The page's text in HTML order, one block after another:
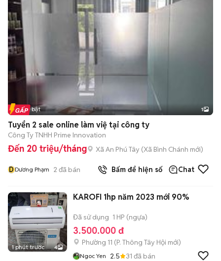
Tin nổi bật 1
Tuyển 2 sale online làm việ tại công ty
Công Ty TNHH Prime Innovation
Đến 20 triệu/tháng Xã An Phú Tây (Xã Bình Chánh mới)
DDương Phạm 2 đã bán Bấm để hiện số Chat
1 phút trước 4
KAROFI 1hp năm 2023 mới 90%
Đã sử dụng 1 HP (ngựa)
3.500.000 đ
Phường 11 (P. Thông Tây Hội mới)
Ngoc Yen 2.5 31 đã bán